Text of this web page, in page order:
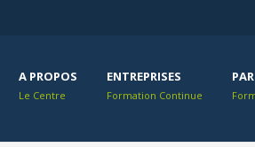
A PROPOS
Le Centre
ENTREPRISES
Formation Continue